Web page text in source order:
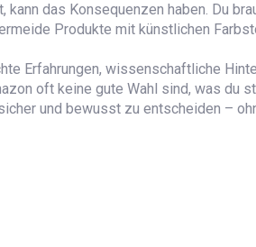
das Konsequenzen haben. Du
Produkte mit künstlichen
Erfahrungen, wissenschaftliche
oft keine gute Wahl sind, was du
und bewusst zu entscheiden –